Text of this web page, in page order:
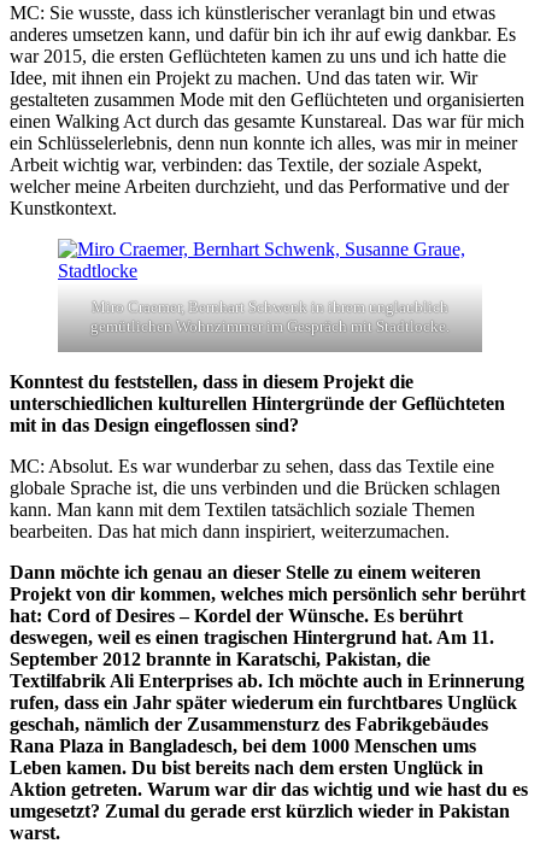
MC: Sie wusste, dass ich künstlerischer veranlagt bin und etwas
anderes umsetzen kann, und dafür bin ich ihr auf ewig dankbar. Es
war 2015, die ersten Geflüchteten kamen zu uns und ich hatte die
Idee, mit ihnen ein Projekt zu machen. Und das taten wir. Wir
gestalteten zusammen Mode mit den Geflüchteten und organisierten
einen Walking Act durch das gesamte Kunstareal. Das war für mich
ein Schlüsselerlebnis, denn nun konnte ich alles, was mir in meiner
Arbeit wichtig war, verbinden: das Textile, der soziale Aspekt,
welcher meine Arbeiten durchzieht, und das Performative und der
Kunstkontext.
Miro Craemer, Bernhart Schwenk in ihrem unglaublich
gemütlichen Wohnzimmer im Gespräch mit Stadtlocke.
Konntest du feststellen, dass in diesem Projekt die
unterschiedlichen kulturellen Hintergründe der Geflüchteten
mit in das Design eingeflossen sind?
MC: Absolut. Es war wunderbar zu sehen, dass das Textile eine
globale Sprache ist, die uns verbinden und die Brücken schlagen
kann. Man kann mit dem Textilen tatsächlich soziale Themen
bearbeiten. Das hat mich dann inspiriert, weiterzumachen.
Dann möchte ich genau an dieser Stelle zu einem weiteren
Projekt von dir kommen, welches mich persönlich sehr berührt
hat: Cord of Desires – Kordel der Wünsche. Es berührt
deswegen, weil es einen tragischen Hintergrund hat. Am 11.
September 2012 brannte in Karatschi, Pakistan, die
Textilfabrik Ali Enterprises ab. Ich möchte auch in Erinnerung
rufen, dass ein Jahr später wiederum ein furchtbares Unglück
geschah, nämlich der Zusammensturz des Fabrikgebäudes
Rana Plaza in Bangladesch, bei dem 1000 Menschen ums
Leben kamen. Du bist bereits nach dem ersten Unglück in
Aktion getreten. Warum war dir das wichtig und wie hast du es
umgesetzt? Zumal du gerade erst kürzlich wieder in Pakistan
warst.